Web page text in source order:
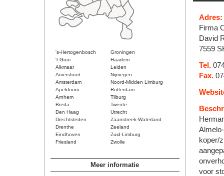
's-Hertogenbosch
Groningen
't Gooi
Haarlem
Alkmaar
Leiden
Amersfoort
Nijmegen
Amsterdam
Noord-Midden Limburg
Apeldoorn
Rotterdam
Arnhem
Tilburg
Breda
Twente
Den Haag
Utrecht
Drechtsteden
Zaanstreek-Waterland
Drenthe
Zeeland
Eindhoven
Zuid-Limburg
Friesland
Zwolle
Meer informatie
Adres:
Firma
David
7559
Tel.
Fax.
koper/
voor